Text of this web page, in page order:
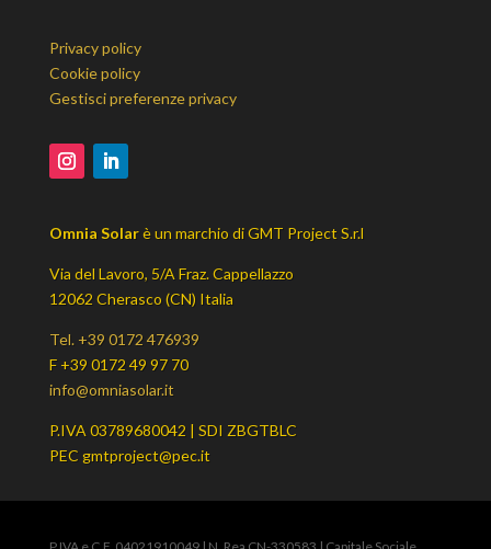
Privacy policy
Cookie policy
Gestisci preferenze privacy
Omnia Solarè un marchio di GMT Project S.r.l
Via del Lavoro, 5/A Fraz. Cappellazzo
12062 Cherasco (CN) Italia
Tel. +39 0172 476939
F +39 0172 49 97 70
info@omniasolar.it
P.IVA 03789680042 | SDI ZBGTBLC
PEC gmtproject@pec.it